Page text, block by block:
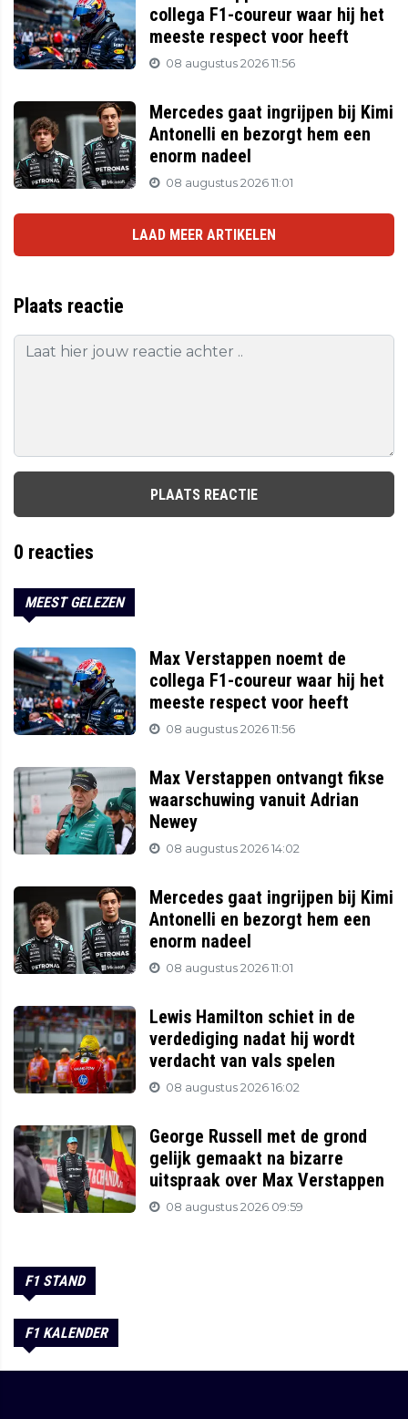
collega F1-coureur waar hij het
meeste respect voor heeft
08 augustus 2026 11:56
Mercedes gaat ingrijpen bij Kimi
Antonelli en bezorgt hem een
enorm nadeel
08 augustus 2026 11:01
LAAD MEER ARTIKELEN
Plaats reactie
PLAATS REACTIE
0 reacties
MEEST GELEZEN
Max Verstappen noemt de
collega F1-coureur waar hij het
meeste respect voor heeft
08 augustus 2026 11:56
Max Verstappen ontvangt fikse
waarschuwing vanuit Adrian
Newey
08 augustus 2026 14:02
Mercedes gaat ingrijpen bij Kimi
Antonelli en bezorgt hem een
enorm nadeel
08 augustus 2026 11:01
Lewis Hamilton schiet in de
verdediging nadat hij wordt
verdacht van vals spelen
08 augustus 2026 16:02
George Russell met de grond
gelijk gemaakt na bizarre
uitspraak over Max Verstappen
08 augustus 2026 09:59
F1 STAND
F1 KALENDER